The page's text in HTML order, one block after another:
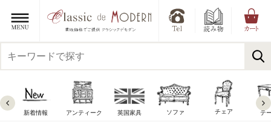
新着情報 アンティーク 英国家具 ソファ チェア テ